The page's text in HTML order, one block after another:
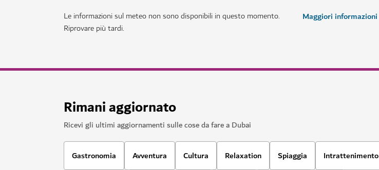
Le informazioni sul meteo non sono disponibili in questo momento.
Riprovare più tardi.
Maggiori informazioni
Rimani aggiornato
Ricevi gli ultimi aggiornamenti sulle cose da fare a Dubai
Gastronomia Avventura Cultura Relaxation Spiaggia Intrattenimento